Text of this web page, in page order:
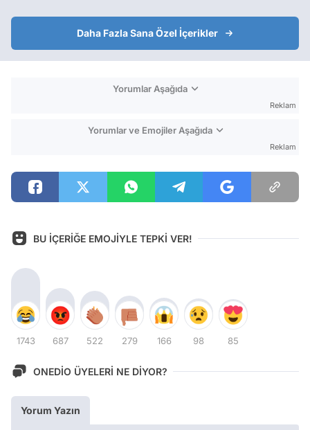
Daha Fazla Sana Özel İçerikler
Yorumlar Aşağıda
Reklam
Yorumlar ve Emojiler Aşağıda
Reklam
BU İÇERİĞE EMOJİYLE TEPKİ VER!
1743 687 522 279 166 98 85
ONEDİO ÜYELERİ NE DİYOR?
Yorum Yazın